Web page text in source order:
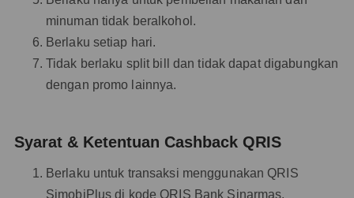
minuman tidak beralkohol.
Berlaku setiap hari.
Tidak berlaku split bill dan tidak dapat digabungkan
dengan promo lainnya.
Syarat & Ketentuan Cashback QRIS
Berlaku untuk transaksi menggunakan QRIS
SimobiPlus di kode QRIS Bank Sinarmas.